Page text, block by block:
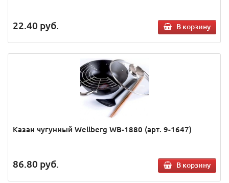
22.40 руб. В корзину
Казан чугунный Wellberg WB-1880 (арт. 9-1647)
86.80 руб. В корзину